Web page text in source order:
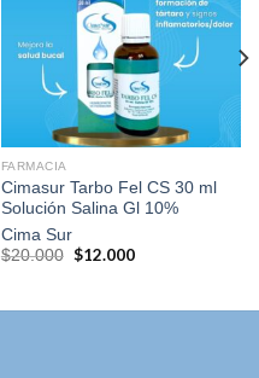
Agregar
a la
lista de
deseos
FARMACIA
Cimasur Tarbo Fel CS 30 ml
Solución Salina Gl 10%
Cima Sur
$20.000 El
$12.000El